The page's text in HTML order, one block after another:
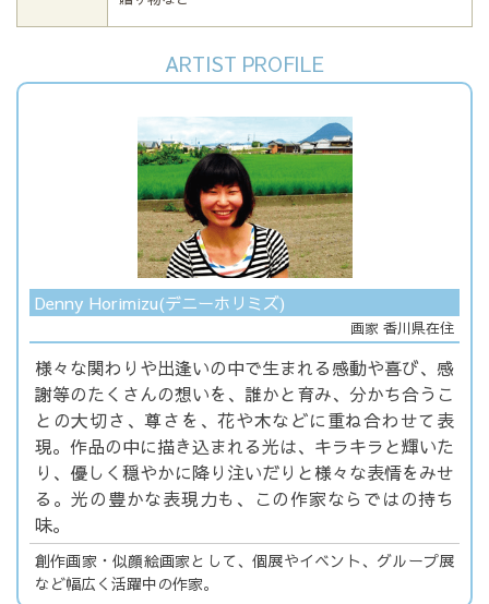
ARTIST PROFILE
Denny Horimizu(デニーホリミズ)
画家 香川県在住
様々な関わりや出逢いの中で生まれる感動や喜び、感
謝等のたくさんの想いを、誰かと育み、分かち合うこ
との大切さ、尊さを、花や木などに重ね合わせて表
現。作品の中に描き込まれる光は、キラキラと輝いた
り、優しく穏やかに降り注いだりと様々な表情をみせ
る。光の豊かな表現力も、この作家ならではの持ち
味。
創作画家・似顔絵画家として、個展やイベント、グループ展
など幅広く活躍中の作家。